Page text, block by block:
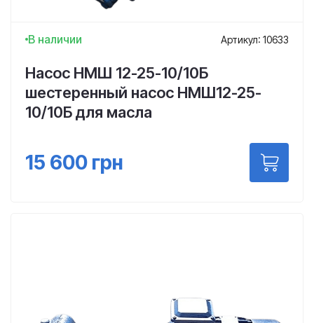
В наличии Артикул: 10633
Насос НМШ 12-25-10/10Б
шестеренный насос НМШ12-25-
10/10Б для масла
15 600 грн